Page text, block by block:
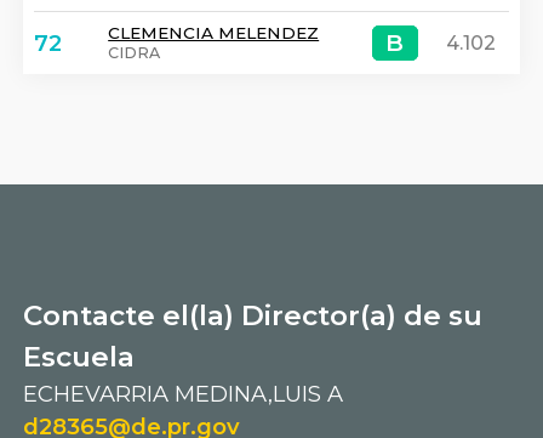
72 CLEMENCIA MELENDEZ
CIDRA B
B 4.102
Contacte el(la) Director(a) de su
Escuela
ECHEVARRIA MEDINA,LUIS A
d28365@de.pr.gov